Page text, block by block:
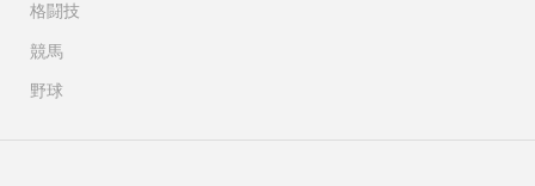
格闘技
競馬
野球